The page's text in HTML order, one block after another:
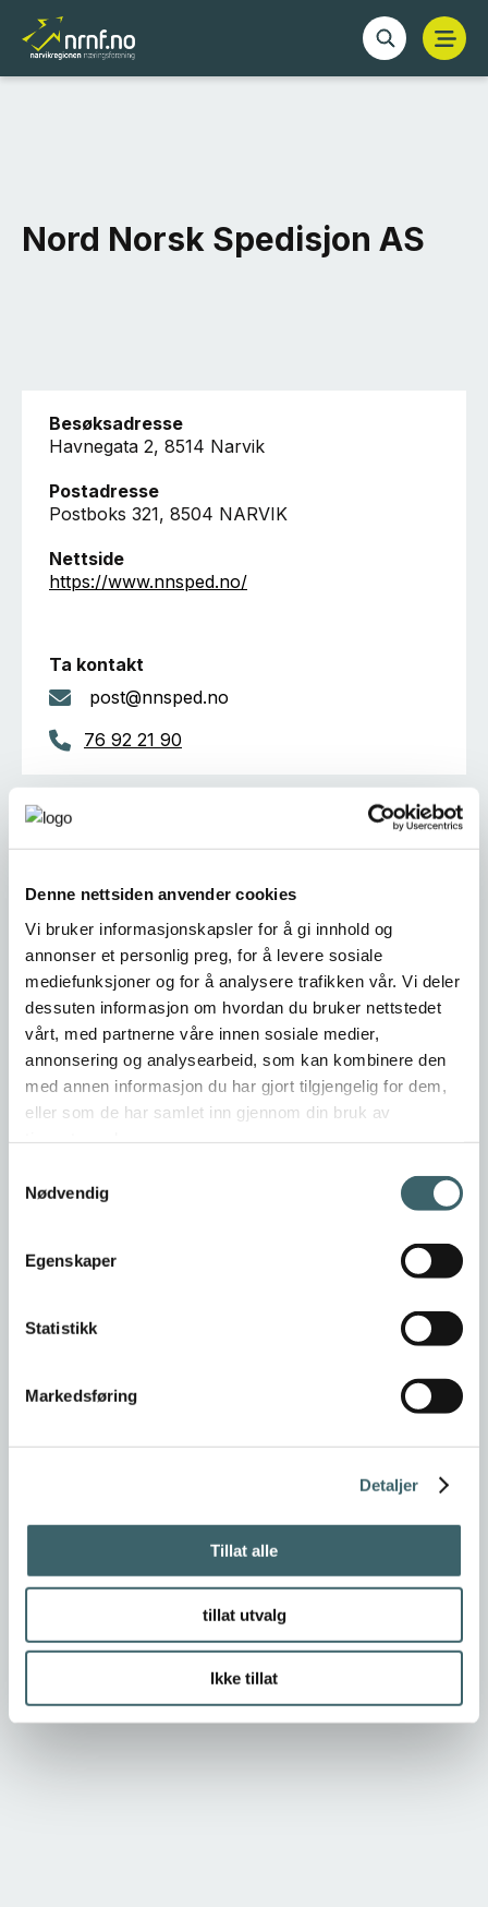
Denne nettsiden anvender cookies
Vi bruker informasjonskapsler for å gi innhold og
annonser et personlig preg, for å levere sosiale
mediefunksjoner og for å analysere trafikken vår. Vi deler
dessuten informasjon om hvordan du bruker nettstedet
vårt, med partnerne våre innen sosiale medier,
annonsering og analysearbeid, som kan kombinere den
med annen informasjon du har gjort tilgjengelig for dem,
eller som de har samlet inn gjennom din bruk av
Nødvendig
Egenskaper
Statistikk
Markedsføring
Detaljer
Tillat alle
tillat utvalg
Ikke tillat
Nord Norsk Spedisjon AS
Besøksadresse
Havnegata 2, 8514 Narvik
Postadresse
Postboks 321, 8504 NARVIK
Nettside
https://www.nnsped.no/
Ta kontakt
post@nnsped.no
76 92 21 90
Klikk her for å be om redigeringstilgang